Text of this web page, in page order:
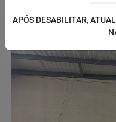
APÓS DESABILITAR,